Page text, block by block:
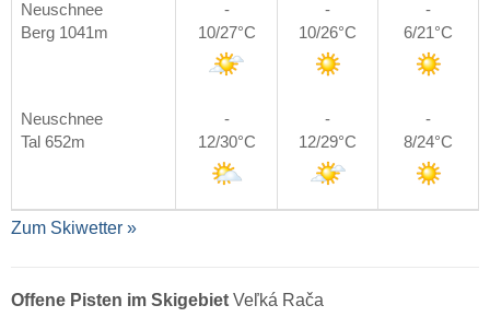
Neuschnee
Berg 1041m
-
10/27°C
-
10/26°C
-
6/21°C
Neuschnee
Tal 652m
-
12/30°C
-
12/29°C
-
8/24°C
Zum Skiwetter »
Offene Pisten im Skigebiet Veľká Rača